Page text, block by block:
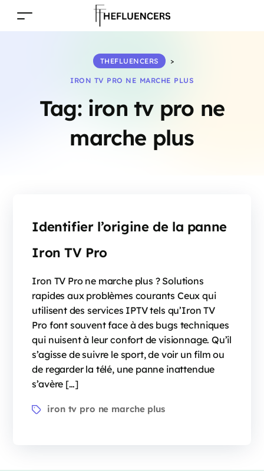
Tag: iron tv pro ne
marche plus
THEFLUENCERS >
IRON TV PRO NE MARCHE PLUS
Identifier l’origine de la panne
Iron TV Pro
Iron TV Pro ne marche plus ? Solutions
rapides aux problèmes courants Ceux qui
utilisent des services IPTV tels qu’Iron TV
Pro font souvent face à des bugs techniques
qui nuisent à leur confort de visionnage. Qu’il
s’agisse de suivre le sport, de voir un film ou
de regarder la télé, une panne inattendue
s’avère […]
iron tv pro ne marche plus